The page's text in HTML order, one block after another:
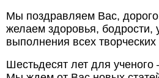
Мы поздравляем Вас,
желаем здоровья, бодрости,
выполнения всех
Шестьдесят лет для ученого